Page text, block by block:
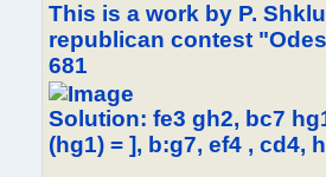
This is a work by P.
republican contest
681
Solution: fe3 gh2, bc7
(hg1) = ], b:g7, ef4 , cd4,